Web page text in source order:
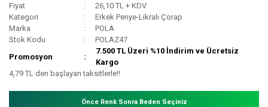
Fiyat
26,10 TL + KDV
Kategori
Erkek Penye-Likralı Çorap
Marka
POLA
Stok Kodu
POLAZ47
Promosyon
7.500 TL Üzeri %10 İndirim ve Ücretsiz
Kargo
4,79 TL den başlayan taksitlerle!!
Önce Renk Sonra Beden Seçiniz